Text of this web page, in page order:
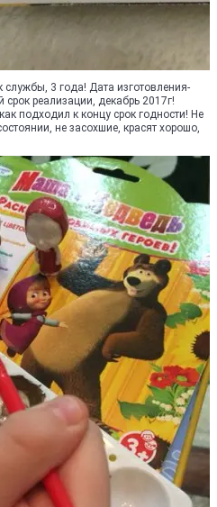
службы, 3 года! Дата изготовления-
реализации, декабрь 2017г!
подходил к концу срок годности! Не
не засохшие, красят хорошо,